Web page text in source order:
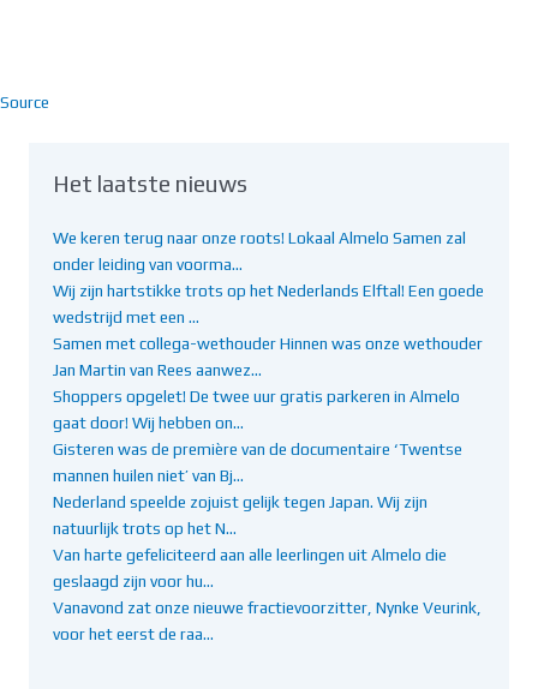
Source
Het laatste nieuws
We keren terug naar onze roots! Lokaal Almelo Samen zal
onder leiding van voorma…
Wij zijn hartstikke trots op het Nederlands Elftal! Een goede
wedstrijd met een …
Samen met collega-wethouder Hinnen was onze wethouder
Jan Martin van Rees aanwez…
Shoppers opgelet! De twee uur gratis parkeren in Almelo
gaat door! Wij hebben on…
Gisteren was de première van de documentaire ‘Twentse
mannen huilen niet’ van Bj…
Nederland speelde zojuist gelijk tegen Japan. Wij zijn
natuurlijk trots op het N…
Van harte gefeliciteerd aan alle leerlingen uit Almelo die
geslaagd zijn voor hu…
Vanavond zat onze nieuwe fractievoorzitter, Nynke Veurink,
voor het eerst de raa…